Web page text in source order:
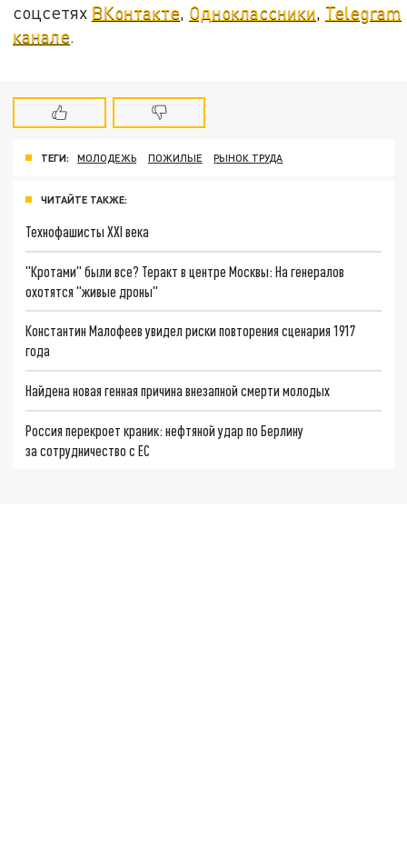
соцсетях ВКонтакте Одноклассники Telegram
канале
ТЕГИ: МОЛОДЕЖЬ ПОЖИЛЫЕ РЫНОК ТРУДА
ЧИТАЙТЕ ТАКЖЕ:
Технофашисты XXI века
"Кротами" были все? Теракт в центре Москвы: На генералов
охотятся "живые дроны"
Константин Малофеев увидел риски повторения сценария 1917
года
Найдена новая генная причина внезапной смерти молодых
Россия перекроет краник: нефтяной удар по Берлину
за сотрудничество с ЕС